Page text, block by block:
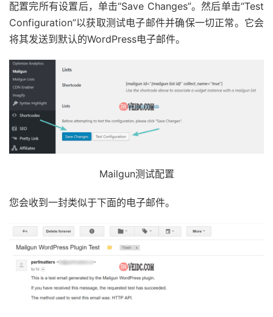
配置完所有设置后，单击“Save Changes”。然后单击“Test
Configuration”以获取测试电子邮件并确保一切正常。它会
将其发送到默认的WordPress电子邮件。
Mailgun测试配置
您会收到一封类似于下面的电子邮件。